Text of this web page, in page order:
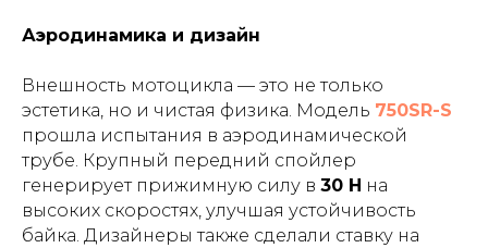
Аэродинамика и дизайн
Внешность мотоцикла — это не только
эстетика, но и чистая физика. Модель 750SR-S
прошла испытания в аэродинамической
трубе. Крупный передний спойлер
генерирует прижимную силу в 30 Н на
высоких скоростях, улучшая устойчивость
байка. Дизайнеры также сделали ставку на